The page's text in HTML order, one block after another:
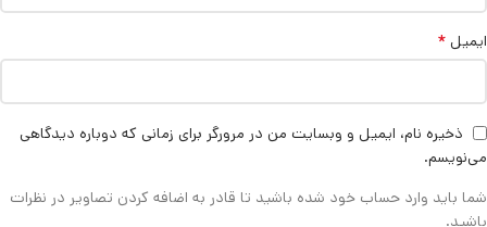
ایمیل *
ذخیره نام، ایمیل و وبسایت من در مرورگر برای زمانی که دوباره دیدگاهی
می‌نویسم.
شما باید وارد حساب خود شده باشید تا قادر به اضافه کردن تصاویر در نظرات
باشید.